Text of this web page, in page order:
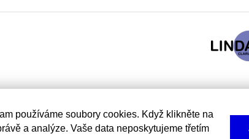
používáme soubory cookies. Když klikněte na
a analýze. Vaše data neposkytujeme třetím